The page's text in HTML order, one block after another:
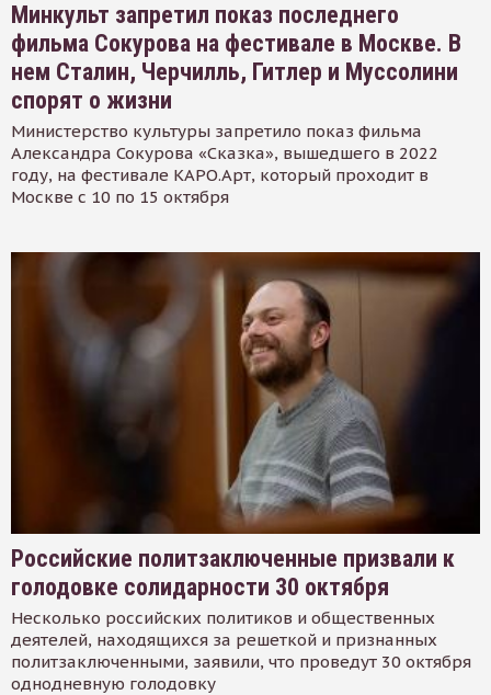
Минкульт запретил показ последнего
фильма Сокурова на фестивале в Москве. В
нем Сталин, Черчилль, Гитлер и Муссолини
спорят о жизни
Министерство культуры запретило показ фильма
Александра Сокурова «Сказка», вышедшего в 2022
году, на фестивале КАРО.Арт, который проходит в
Москве с 10 по 15 октября
Российские политзаключенные призвали к
голодовке солидарности 30 октября
Несколько российских политиков и общественных
деятелей, находящихся за решеткой и признанных
политзаключенными, заявили, что проведут 30 октября
однодневную голодовку